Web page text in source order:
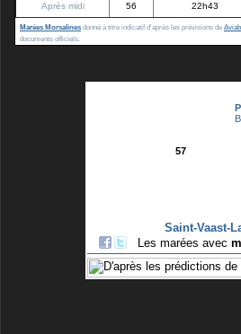
Après midi 56 22h43
Marées Morsalines donné à titre indicatif d'après les prévisions de
documents officiels.